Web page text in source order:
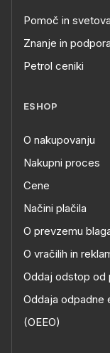
Pomoč in
Znanje in podpora
Petrol ceniki
ESHOP
O nakupovanju
Nakupni proces
Cene
Načini plačila
O prevzemu
O vračilih in
Oddaj odstop od
Oddaja odpadne
(OEEO)